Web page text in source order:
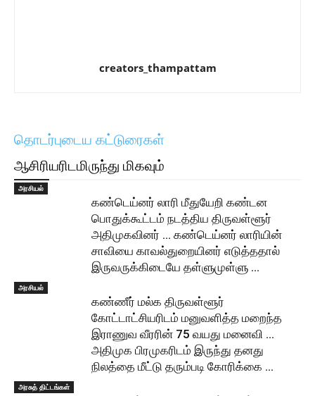
creators_thampattam
தொடர்புடைய கட்டுரைகள்
ஆசிரியரிடமிருந்து மிகவும்
அரசியல்
கண்டெய்னர் லாரி மீதுயேறி கண்டன
பொதுக்கூட்டம் நடத்திய திருவள்ளூர்
அதிமுகவினர் … கண்டெய்னர் லாரியின்
சாவியை காவல்துறையினர் எடுத்ததால்
இருவருக்கிடையே தள்ளுமுள்ளு …
அரசியல்
கண்ணீர் மல்க திருவள்ளூர்
கோட்டாட்சியரிடம் மனுவளித்த மறைந்த
இராணுவ வீரரின் 75 வயது மனைவி …
அதிமுக பிரமுகரிடம் இருந்து தனது
நிலத்தை மீட்டு தரும்படி கோரிக்கை …
அரசுத் திட்டங்கள்